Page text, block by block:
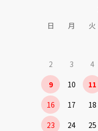
日
月 火
2
3 4
9
10 11
16
17 18
23
24 25